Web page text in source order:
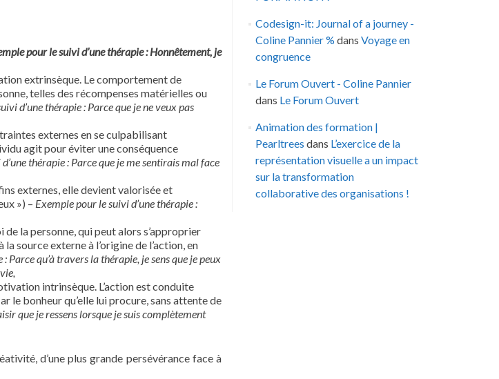
pour le suivi d’une thérapie : Honnêtement, je
extrinsèque. Le comportement de
telles des récompenses matérielles ou
d’une thérapie : Parce que je ne veux pas
externes en se culpabilisant
agit pour éviter une conséquence
thérapie : Parce que je me sentirais mal face
externes, elle devient valorisée et
») – Exemple pour le suivi d’une thérapie :
la personne, qui peut alors s’approprier
source externe à l’origine de l’action, en
Parce qu’à travers la thérapie, je sens que je peux
intrinsèque. L’action est conduite
le bonheur qu’elle lui procure, sans attente de
que je ressens lorsque je suis complètement
d’une plus grande persévérance face à
Codesign-it: Journal of a journey -
Coline Pannier % dans Voyage en
congruence
Le Forum Ouvert - Coline Pannier
dans Le Forum Ouvert
Animation des formation |
Pearltrees dans L’exercice de la
représentation visuelle a un impact
sur la transformation
collaborative des organisations !